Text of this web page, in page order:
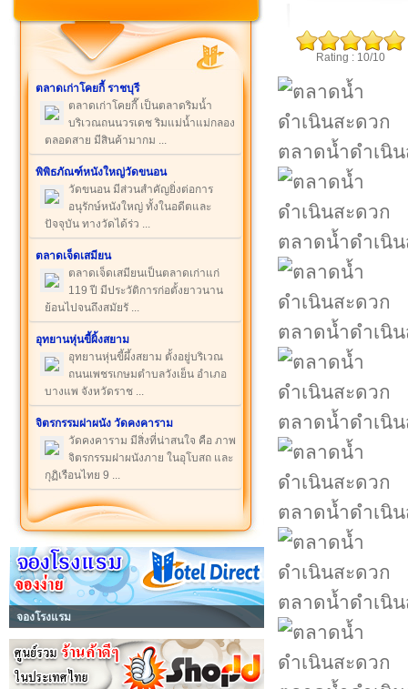
ตลาดเก่าโคยกี้ ราชบุรี
ตลาดเก่าโคยกี๊ เป็นตลาดริมน้ำ
บริเวณถนนวรเดช ริมแม่น้ำแม่กลอง
ตลอดสาย มีสินค้ามากม ...
พิพิธภัณฑ์หนังใหญ่วัดขนอน
วัดขนอน มีส่วนสำคัญยิ่งต่อการ
อนุรักษ์หนังใหญ่ ทั้งในอดีตและ
ปัจจุบัน ทางวัดได้ร่ว ...
ตลาดเจ็ดเสมียน
ตลาดเจ็ดเสมียนเป็นตลาดเก่าแก่
119 ปี มีประวัติการก่อตั้งยาวนาน
ย้อนไปจนถึงสมัยรั ...
อุทยานหุ่นขี้ผิ้งสยาม
อุทยานหุ่นขี้ผึ้งสยาม ตั้งอยู่บริเวณ
ถนนเพชรเกษมตำบลวังเย็น อำเภอ
บางแพ จังหวัดราช ...
จิตรกรรมฝาผนัง วัดคงคาราม
วัดคงคาราม มีสิ่งที่น่าสนใจ คือ ภาพ
จิตรกรรมฝาผนังภาย ในอุโบสถ และ
กุฏิเรือนไทย 9 ...
จองโรงแรม
Rating : 10/10
ตลาดน้ำดำเนิ
ตลาดน้ำดำเนิ
ตลาดน้ำดำเนิ
ตลาดน้ำดำเนิ
ตลาดน้ำดำเนิ
ตลาดน้ำดำเนิ